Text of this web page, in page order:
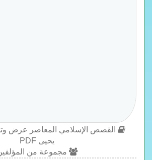
القصص الإسلامي المعاصر عرض
يحيى PDF
مجموعة من